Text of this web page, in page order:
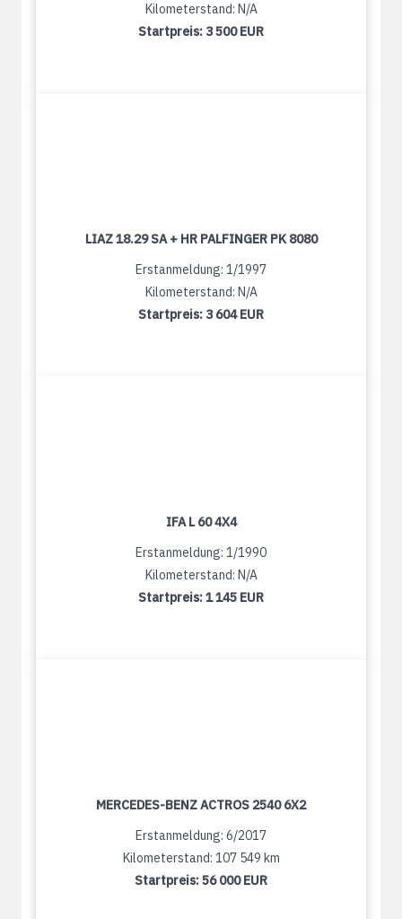
Kilometerstand: N/A
Startpreis: 3 500 EUR
LIAZ 18.29 SA + HR PALFINGER PK 8080
Erstanmeldung: 1/1997
Kilometerstand: N/A
Startpreis: 3 604 EUR
IFA L 60 4X4
Erstanmeldung: 1/1990
Kilometerstand: N/A
Startpreis:1 145 EUR
MERCEDES-BENZ ACTROS 2540 6X2
Erstanmeldung: 6/2017
Kilometerstand: 107 549 km
Startpreis:56 000 EUR